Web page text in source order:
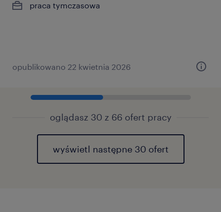
praca tymczasowa
opublikowano 22 kwietnia 2026
oglądasz 30 z 66 ofert pracy
wyświetl następne 30 ofert